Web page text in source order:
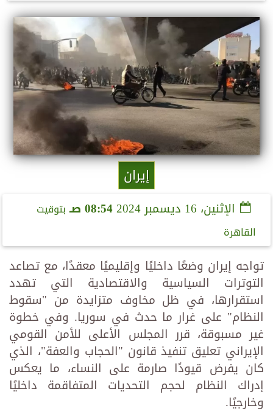
إيران
الإثنين، 16 ديسمبر 2024 08:54 صـ
بتوقيت
القاهرة
تواجه إيران وضعًا داخليًا وإقليميًا معقدًا، مع تصاعد
التوترات السياسية والاقتصادية التي تهدد
استقرارها، في ظل مخاوف متزايدة من "سقوط
النظام" على غرار ما حدث في سوريا. وفي خطوة
غير مسبوقة، قرر المجلس الأعلى للأمن القومي
الإيراني تعليق تنفيذ قانون "الحجاب والعفة"، الذي
كان يفرض قيودًا صارمة على النساء، ما يعكس
إدراك النظام لحجم التحديات المتفاقمة داخليًا
وخارجيًا.